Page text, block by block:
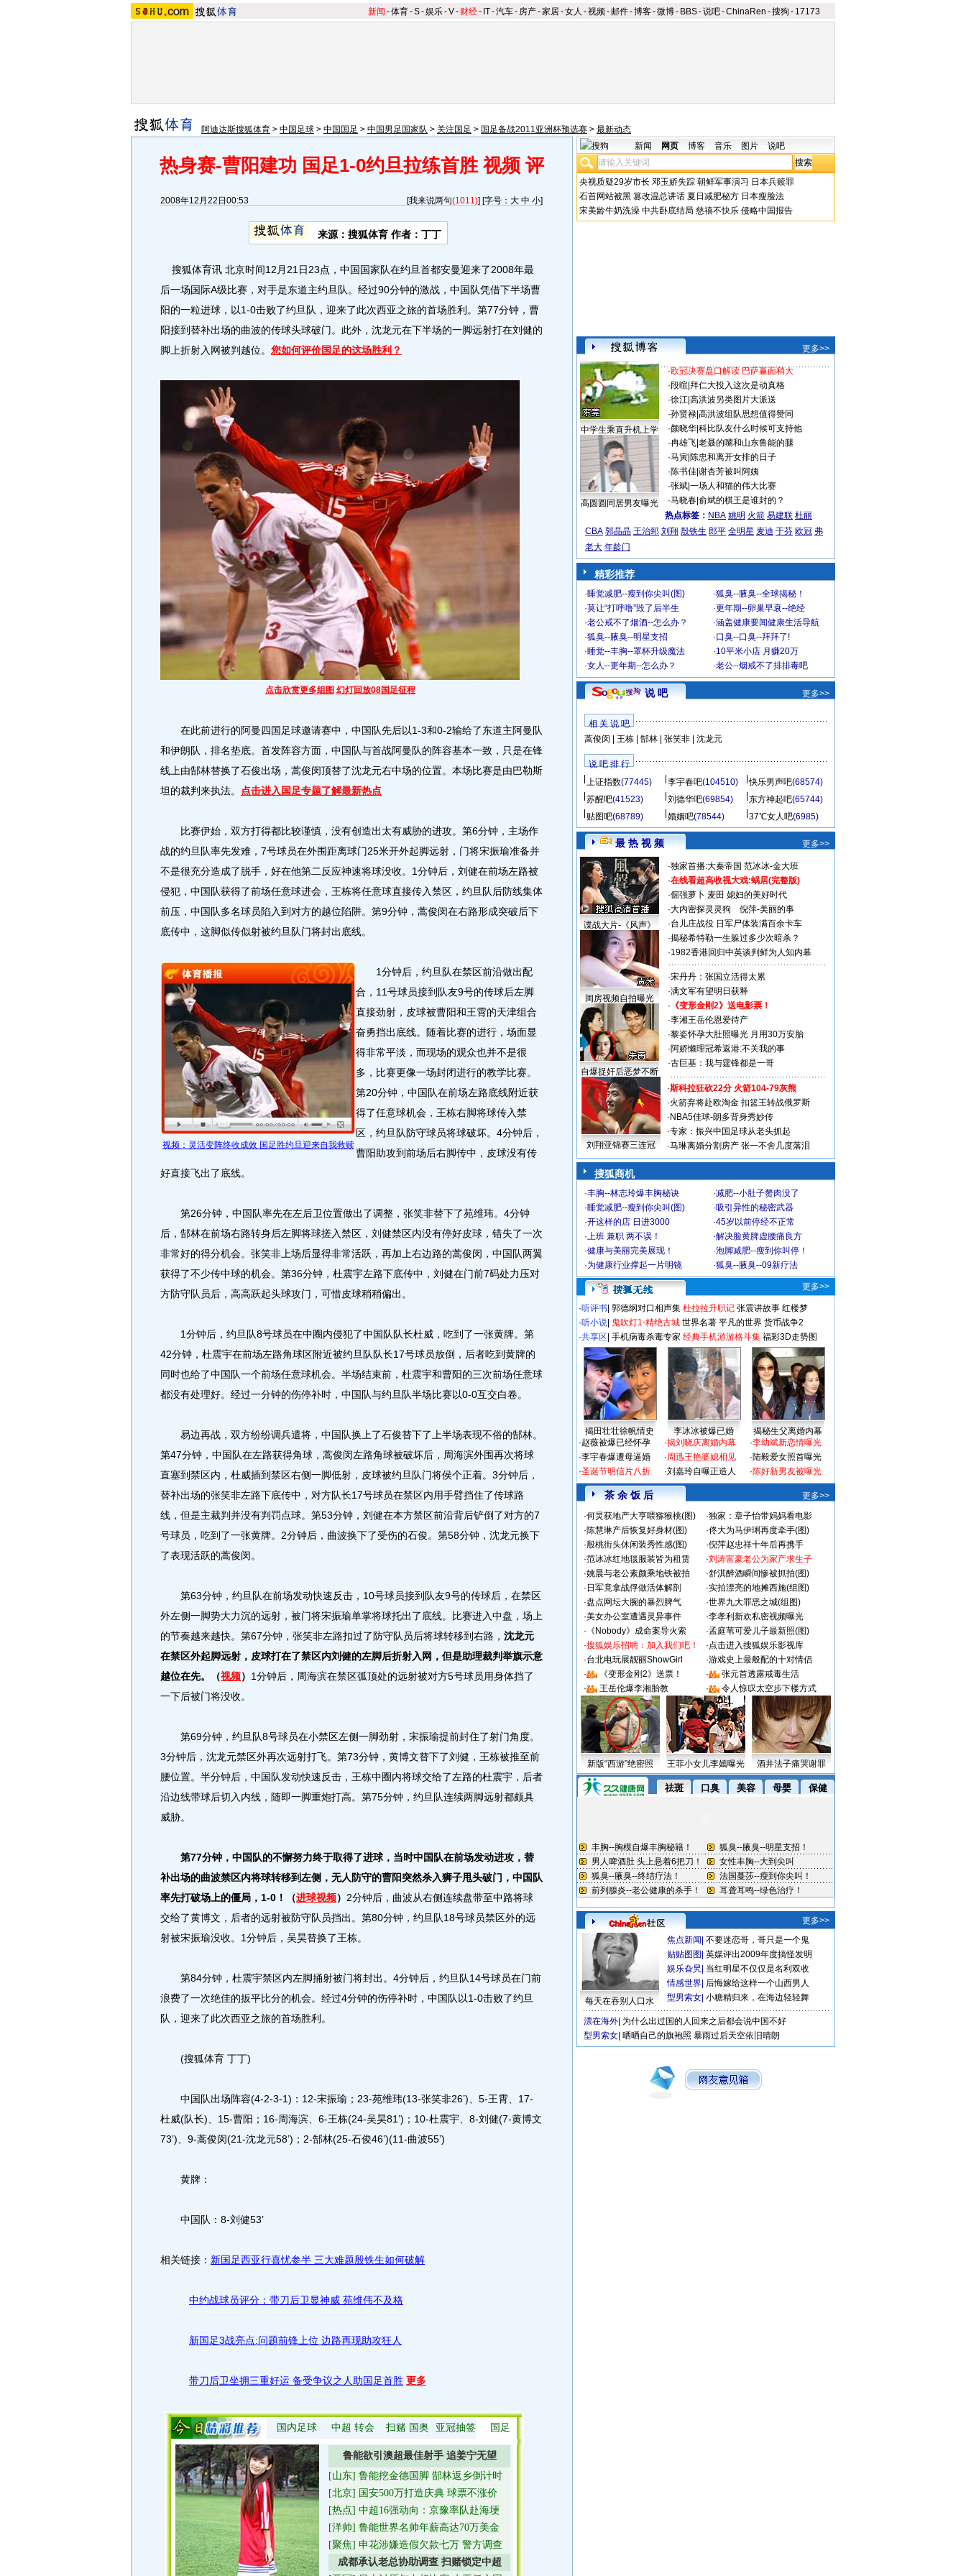
新闻 -体育-S-娱乐-V- 财经- IT-汽车- 房产-家居-女人 -视频-邮件-博客-微博- BBS-说吧-ChinaRen -搜狗 - 17173
阿迪达斯搜狐体育 > 中国足球 > 中国国足 > 中国男足国家队 > 关注国足 > 国足备战2011亚洲杯预选赛 > 最新动态
热身赛-曹阳建功 国足1-0约旦拉练首胜 视频 评
2008年12月22日00:53 [我来说两句(1011)] [字号： 大 中 小]
来源：搜狐体育 作者：丁丁
搜狐体育讯 北京时间12月21日23点，中国国家队在约旦首都安曼迎来了2008年最
后一场国际A级比赛，对手是东道主约旦队。经过90分钟的激战，中国队凭借下半场曹
阳的一粒进球，以1-0击败了约旦队，迎来了此次西亚之旅的首场胜利。第77分钟，曹
阳接到替补出场的曲波的传球头球破门。此外，沈龙元在下半场的一脚远射打在刘健的
脚上折射入网被判越位。 您如何评价国足的这场胜利？
点击欣赏更多组图 幻灯回放08国足征程
在此前进行的阿曼四国足球邀请赛中，中国队先后以1-3和0-2输给了东道主阿曼队
和伊朗队，排名垫底。首发阵容方面，中国队与首战阿曼队的阵容基本一致，只是在锋
线上由郜林替换了石俊出场，蒿俊闵顶替了沈龙元右中场的位置。本场比赛是由巴勒斯
坦的裁判来执法。
点击进入国足专题了解最新热点
比赛伊始，双方打得都比较谨慎，没有创造出太有威胁的进攻。第6分钟，主场作
战的约旦队率先发难，7号球员在外围距离球门25米开外起脚远射，门将宋振瑜准备并
不是很充分造成了脱手，好在他第二反应神速将球没收。1分钟后，刘健在前场左路被
侵犯，中国队获得了前场任意球进会，王栋将任意球直接传入禁区，约旦队后防线集体
前压，中国队多名球员陷入到对方的越位陷阱。第9分钟，蒿俊闵在右路形成突破后下
底传中，这脚似传似射被约旦队门将封出底线。
视频：灵活变阵终收成效 国足胜约旦迎来自我救赎
1分钟后，约旦队在禁区前沿做出配
合，11号球员接到队友9号的传球后左脚
直接劲射，皮球被曹阳和王霄的天津组合
奋勇挡出底线。随着比赛的进行，场面显
得非常平淡，而现场的观众也并不是很
多，比赛更像一场封闭进行的教学比赛。
第20分钟，中国队在前场左路底线附近获
得了任意球机会，王栋右脚将球传入禁
区，约旦队防守球员将球破坏。4分钟后，
曹阳助攻到前场后右脚传中，皮球没有传
好直接飞出了底线。
第26分钟，中国队率先在左后卫位置做出了调整，张笑非替下了苑维玮。4分钟
后，郜林在前场右路转身后左脚将球搓入禁区，刘健禁区内没有停好皮球，错失了一次
非常好的得分机会。张笑非上场后显得非常活跃，再加上右边路的蒿俊闵，中国队两翼
获得了不少传中球的机会。第36分钟，杜震宇左路下底传中，刘健在门前7码处力压对
方防守队员后，高高跃起头球攻门，可惜皮球稍稍偏出。
1分钟后，约旦队8号球员在中圈内侵犯了中国队队长杜威，吃到了一张黄牌。第
42分钟，杜震宇在前场左路角球区附近被约旦队队长17号球员放倒，后者吃到黄牌的
同时也给了中国队一个前场任意球机会。半场结束前，杜震宇和曹阳的三次前场任意球
都没有处理好。经过一分钟的伤停补时，中国队与约旦队半场比赛以0-0互交白卷。
易边再战，双方纷纷调兵遣将，中国队换上了石俊替下了上半场表现不俗的郜林。
第47分钟，中国队在左路获得角球，蒿俊闵左路角球被破坏后，周海滨外围再次将球
直塞到禁区内，杜威插到禁区右侧一脚低射，皮球被约旦队门将侯个正着。3分钟后，
替补出场的张笑非左路下底传中，对方队长17号球员在禁区内用手臂挡住了传球路
线，但是主裁判并没有判罚点球。第53分钟，刘健在本方禁区前沿背后铲倒了对方的7
号球员，吃到了一张黄牌。2分钟后，曲波换下了受伤的石俊。第58分钟，沈龙元换下
了表现活跃的蒿俊闵。
第63分钟，约旦队在前场发动快速反击，10号球员接到队友9号的传球后，在禁区
外左侧一脚势大力沉的远射，被门将宋振瑜单掌将球托出了底线。比赛进入中盘，场上
的节奏越来越快。第67分钟，张笑非左路扣过了防守队员后将球转移到右路， 沈龙元
在禁区外起脚远射，皮球打在了禁区内刘健的左脚后折射入网，但是助理裁判举旗示意
越位在先。（视频） 1分钟后，周海滨在禁区弧顶处的远射被对方5号球员用身体挡了
一下后被门将没收。
第69分钟，约旦队8号球员在小禁区左侧一脚劲射，宋振瑜提前封住了射门角度。
3分钟后，沈龙元禁区外再次远射打飞。第73分钟，黄博文替下了刘健，王栋被推至前
腰位置。半分钟后，中国队发动快速反击，王栋中圈内将球交给了左路的杜震宇，后者
沿边线带球后切入内线，随即一脚重炮打高。第75分钟，约旦队连续两脚远射都颇具
威胁。
第77分钟，中国队的不懈努力终于取得了进球，当时中国队在前场发动进攻，替
补出场的曲波禁区内将球转移到左侧，无人防守的曹阳突然杀入狮子甩头破门，中国队
率先打破场上的僵局，1-0！（进球视频） 2分钟后，曲波从右侧连续盘带至中路将球
交给了黄博文，后者的远射被防守队员挡出。第80分钟，约旦队18号球员禁区外的远
射被宋振瑜没收。1分钟后，吴昊替换了王栋。
第84分钟，杜震宇禁区内左脚捅射被门将封出。4分钟后，约旦队14号球员在门前
浪费了一次绝佳的扳平比分的机会。经过4分钟的伤停补时，中国队以1-0击败了约旦
队，迎来了此次西亚之旅的首场胜利。
(搜狐体育 丁丁)
中国队出场阵容(4-2-3-1)：12-宋振瑜；23-苑维玮(13-张笑非26’)、5-王霄、17-
杜威(队长)、15-曹阳；16-周海滨、6-王栋(24-吴昊81’)；10-杜震宇、8-刘健(7-黄博文
73’)、9-蒿俊闵(21-沈龙元58’)；2-郜林(25-石俊46’)(11-曲波55’)
黄牌：
中国队：8-刘健53’
相关链接： 新国足西亚行喜忧参半 三大难题殷铁生如何破解
中约战球员评分：带刀后卫显神威 苑维伟不及格
新国足3战亮点:问题前锋上位 边路再现助攻狂人
带刀后卫坐拥三重好运 备受争议之人助国足首胜 更多
新闻 网页 博客 音乐 图片 说吧
央视质疑29岁市长 邓玉娇失踪 朝鲜军事演习 日本兵赎罪
石首网站被黑 篡改温总讲话 夏日减肥秘方 日本瘦脸法
宋美龄牛奶洗澡 中共卧底结局 慈禧不快乐 侵略中国报告
更多>>
中学生乘直升机上学
高圆圆同居男友曝光
·欧冠决赛盘口解读 巴萨赢面稍大
·段暄 拜仁大投入这次是动真格
·徐江| 高洪波另类图片大派送
·孙贤禄| 高洪波组队思想值得赞同
·颜晓华| 科比队友什么时候可支持他
·冉雄飞| 老聂的嘴和山东鲁能的腿
·马寅| 陈忠和离开女排的日子
·陈书佳| 谢杏芳被叫阿姨
·张斌| 一场人和猫的伟大比赛
·马晓春| 俞斌的棋王是谁封的？
热点标签： NBA 姚明 火箭 易建联 杜丽
CBA 郭晶晶 王治郅 刘翔 殷铁生 郎平 全明星 麦迪 于芬 欧冠 弗
老大 年龄门
精彩推荐
·睡觉减肥--瘦到你尖叫(图) ·狐臭--腋臭--全球揭秘！
·莫让“打呼噜”毁了后半生 ·更年期--卵巢早衰--绝经
·老公戒不了烟酒--怎么办？ ·涵盖健康要闻健康生活导航
·狐臭--腋臭--明星支招 ·口臭--口臭--拜拜了!
·睡觉--丰胸--罩杯升级魔法 ·10平米小店 月赚20万
·女人--更年期--怎么办？ ·老公--烟戒不了排排毒吧
说 吧 更多>>
相 关 说 吧
蒿俊闵
王栋| 郜林| 张笑非| 沈龙元
说 吧 排 行
上证指数(77445) 李宇春吧(104510) 快乐男声吧(68574)
苏醒吧(41523) 刘德华吧(69854) 东方神起吧(65744)
贴图吧(68789) 婚姻吧(78544) 37℃女人吧(6985)
最 热 视 频 更多>>
谍战大片-《风声》
闺房视频自拍曝光
自爆捉奸后恶梦不断
·独家首播:大秦帝国 范冰冰-金大班
·在线看超高收视大戏:蜗居(完整版)
·倔强萝卜 麦田 媳妇的美好时代
·大内密探灵灵狗
倪萍-美丽的事
·台儿庄战役 日军尸体装满百余卡车
·揭秘希特勒一生躲过多少次暗杀？
·1982香港回归中英谈判鲜为人知内幕
·宋丹丹：张国立活得太累
·满文军有望明日获释
· 《变形金刚2》送电影票！
·李湘王岳伦恩爱待产
·黎姿怀孕大肚照曝光 月用30万安胎
·阿娇懒理冠希返港:不关我的事
·古巨基：我与霆锋都是一哥
刘翔亚锦赛三连冠
·斯科拉狂砍22分 火箭104-79灰熊
·火箭弃将赴欧淘金 扣篮王转战俄罗斯
· NBA5佳球-朗多背身秀妙传
·专家：振兴中国足球从老头抓起
·马琳离婚分割房产 张一不舍几度落泪
搜狐商机
·丰胸--林志玲爆丰胸秘诀 ·减肥--小肚子赘肉没了
·睡觉减肥--瘦到你尖叫(图) ·吸引异性的秘密武器
·开这样的店 日进3000 ·45岁以前停经不正常
·上班 兼职 两不误！ ·解决脸黄脾虚腰痛良方
·健康与美丽完美展现！ ·泡脚减肥--瘦到你叫停！
·为健康行业撑起一片明镜 ·狐臭--腋臭--09新疗法
更多>>
·听评书 郭德纲对口相声集 杜拉拉升职记 张震讲故事 红楼梦
·听小说 鬼吹灯1-精绝古城 世界名著 平凡的世界 货币战争2
·共享区 手机病毒杀毒专家 经典手机游游格斗集 福彩3D走势图
揭田壮壮徐帆情史 李冰冰被爆已婚
揭秘生父离婚内幕
·赵薇被爆已经怀孕
·李宇春爆遭母逼婚
·圣诞节明信片八折
·揭刘晓庆离婚内幕
·周迅王艳婆媳相见
·刘嘉玲自曝正造人
·李幼斌新恋情曝光
·陆毅爱女照首曝光
·陈好新男友被曝光
茶 余 饭 后
更多>>
·何炅获地产大亨喂猕猴桃(图) ·独家：章子怡带妈妈看电影
·陈慧琳产后恢复好身材(图) ·佟大为马伊琍再度牵手(图)
·殷桃街头休闲装秀性感(图) ·倪萍赵忠祥十年后再携手
·范冰冰红地毯服装皆为租赁 ·刘涛富豪老公为家产求生子
·姚晨与老公素颜乘地铁被拍 ·舒淇醉酒瞬间惨被抓拍(图)
· 日军竟拿战俘做活体解剖 ·实拍漂亮的地摊西施(组图)
·盘点网坛大腕的暴烈脾气 ·世界九大罪恶之城(组图)
·美女办公室遭遇灵异事件 ·李孝利新欢私密视频曝光
· 《Nobody》成命案导火索 ·孟庭苇可爱儿子最新照(图)
·搜狐娱乐招聘：加入我们吧！ ·点击进入搜狐娱乐影视库
·台北电玩展靓丽ShowGirl ·游戏史上最般配的十对情侣
·
《变形金刚2》送票！ ·
张元首透露戒毒生活
·
王岳伦爆李湘胎教 · 令人惊叹太空步下楼方式
新版“西游”绝密照 王菲小女儿李嫣曝光 酒井法子痛哭谢罪
更多>>
每天在吞别人口水
焦点新闻 不要迷恋哥，哥只是一个鬼
贴贴图图 英媒评出2009年度搞怪发明
娱乐旮旯 当红明星不仅仅是名利双收
情感世界 后悔嫁给这样一个山西男人
型男索女 小糖精归来，在海边轻轻舞
漂在海外 为什么出过国的人回来之后都会说中国不好
型男索女 晒晒自己的旗袍照 暴雨过后天空依旧晴朗